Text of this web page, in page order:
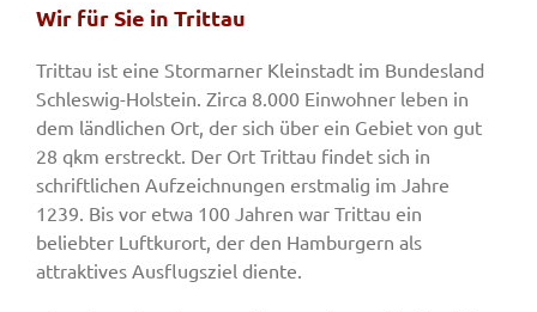
Wir für Sie in Trittau
Trittau ist eine Stormarner Kleinstadt im Bundesland
Schleswig-Holstein. Zirca 8.000 Einwohner leben in
dem ländlichen Ort, der sich über ein Gebiet von gut
28 qkm erstreckt. Der Ort Trittau findet sich in
schriftlichen Aufzeichnungen erstmalig im Jahre
1239. Bis vor etwa 100 Jahren war Trittau ein
beliebter Luftkurort, der den Hamburgern als
attraktives Ausflugsziel diente.